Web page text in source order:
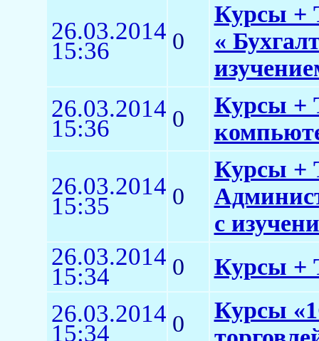
26.03.2014
15:36 0
Курсы +
«
26.03.2014
15:36 0
Курсы +
26.03.2014
15:35 0
Курсы +
с
26.03.2014
15:34 0 Курсы +
26.03.2014
15:34 0
Курсы